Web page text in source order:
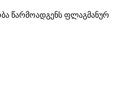
წარმოადგენს ფლაგმანურ